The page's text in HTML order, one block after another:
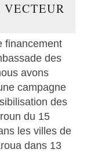
financement
des
avons
campagne
des
du 15
les villes de
dans 13